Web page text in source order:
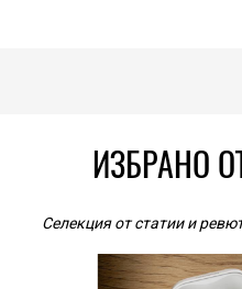
ИЗБРАНО
Селекция от статии и